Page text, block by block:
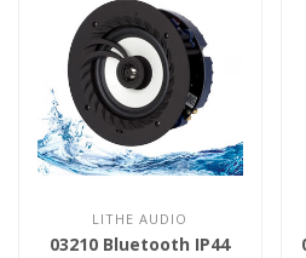
LITHE AUDIO
03210 Bluetooth IP44